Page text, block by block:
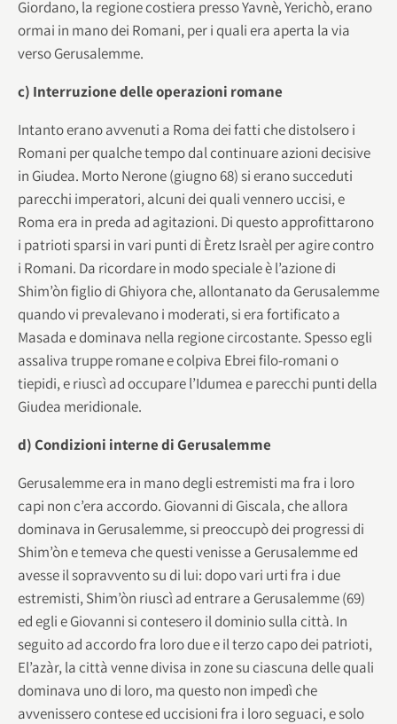
Giordano, la regione costiera presso Yavnè, Yerichò, erano
ormai in mano dei Romani, per i quali era aperta la via
verso Gerusalemme.
c) Interruzione delle operazioni romane
Intanto erano avvenuti a Roma dei fatti che distolsero i
Romani per qualche tempo dal continuare azioni decisive
in Giudea. Morto Nerone (giugno 68) si erano succeduti
parecchi imperatori, alcuni dei quali vennero uccisi, e
Roma era in preda ad agitazioni. Di questo approfittarono
i patrioti sparsi in vari punti di Èretz Israèl per agire contro
i Romani. Da ricordare in modo speciale è l’azione di
Shim’òn figlio di Ghiyora che, allontanato da Gerusalemme
quando vi prevalevano i moderati, si era fortificato a
Masada e dominava nella regione circostante. Spesso egli
assaliva truppe romane e colpiva Ebrei filo-romani o
tiepidi, e riuscì ad occupare l’Idumea e parecchi punti della
Giudea meridionale.
d) Condizioni interne di Gerusalemme
Gerusalemme era in mano degli estremisti ma fra i loro
capi non c’era accordo. Giovanni di Giscala, che allora
dominava in Gerusalemme, si preoccupò dei progressi di
Shim’òn e temeva che questi venisse a Gerusalemme ed
avesse il sopravvento su di lui: dopo vari urti fra i due
estremisti, Shim’òn riuscì ad entrare a Gerusalemme (69)
ed egli e Giovanni si contesero il dominio sulla città. In
seguito ad accordo fra loro due e il terzo capo dei patrioti,
El’azàr, la città venne divisa in zone su ciascuna delle quali
dominava uno di loro, ma questo non impedì che
avvenissero contese ed uccisioni fra i loro seguaci, e solo